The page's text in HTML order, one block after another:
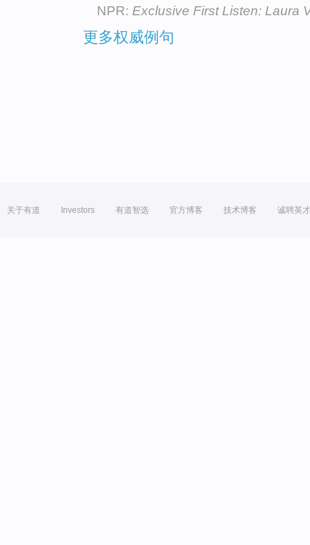
NPR: Exclusive First Listen: Laura
更多权威例句
关于有道 Investors 有道智选 官方博客 技术博客 诚聘英才